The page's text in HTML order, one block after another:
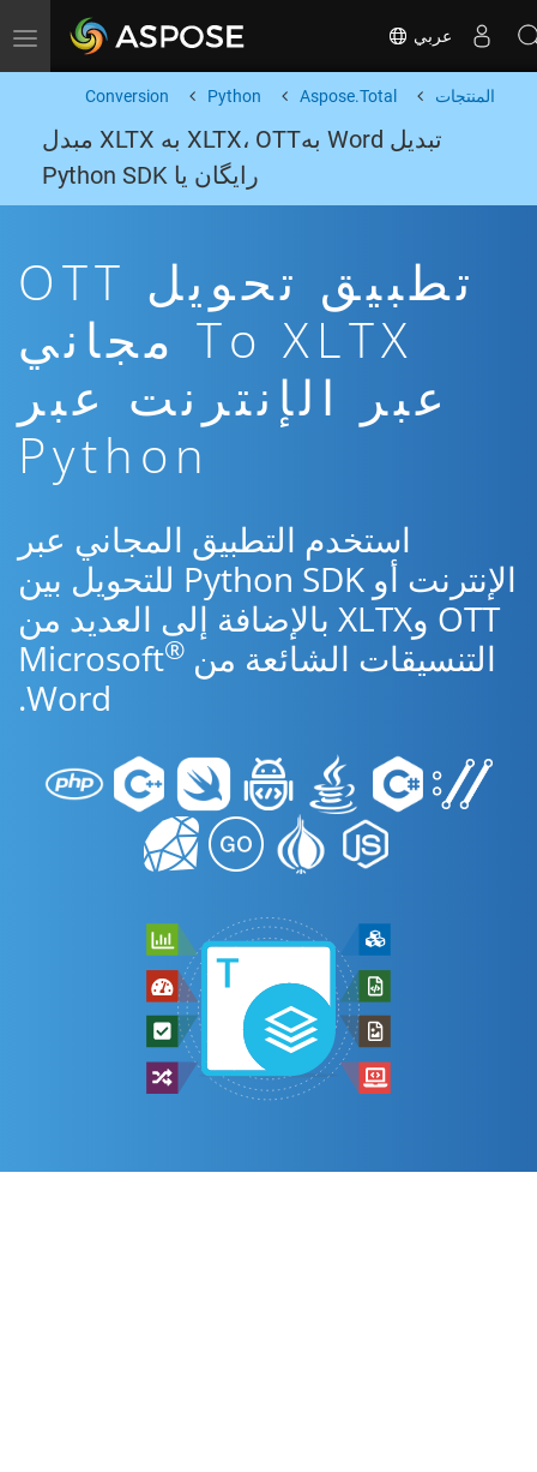
Toggle navigation عربي
المنتجات Aspose.Total
Python
Conversion
تبدیل Word بهXLTX، OTT به XLTX مبدل
رایگان یا Python SDK
تطبيق تحويل OTT
To XLTX مجاني
عبر الإنترنت عبر
Python
استخدم التطبيق المجاني عبر
الإنترنت أو Python SDK للتحويل بين
OTT وXLTX بالإضافة إلى العديد من
التنسيقات الشائعة من Microsoft ®
Word.